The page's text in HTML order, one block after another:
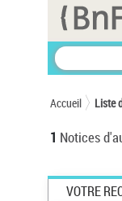
Accueil Liste
1 Notices
VOTRE
Panneau de gestion des